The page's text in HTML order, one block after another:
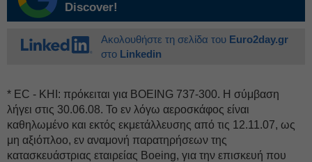
Discover!
Ακολουθήστε τη σελίδα του Euro2day.gr
στο Linkedin
* EC - ΚΗΙ: πρόκειται για BOEING 737-300. Η σύμβαση
λήγει στις 30.06.08. Το εν λόγω αεροσκάφος είναι
καθηλωμένο και εκτός εκμετάλλευσης από τις 12.11.07, ως
μη αξιόπλοο, εν αναμονή παρατηρήσεων της
κατασκευάστριας εταιρείας Boeing, για την επισκευή που